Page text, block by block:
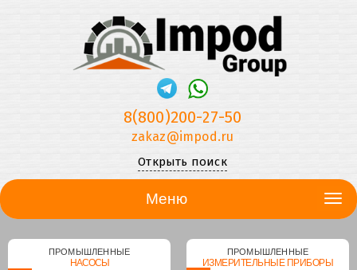
8(800)200-27-50
zakaz@impod.ru
Открыть поиск
Меню
ПРОМЫШЛЕННЫЕ
НАСОСЫ
ПРОМЫШЛЕННЫЕ
ИЗМЕРИТЕЛЬНЫЕ ПРИБОРЫ